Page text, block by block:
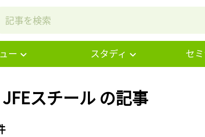
ー スタディ セ
スチール の記事